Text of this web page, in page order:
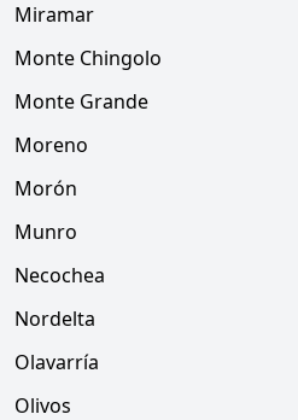
Miramar
Monte Chingolo
Monte Grande
Moreno
Morón
Munro
Necochea
Nordelta
Olavarría
Olivos